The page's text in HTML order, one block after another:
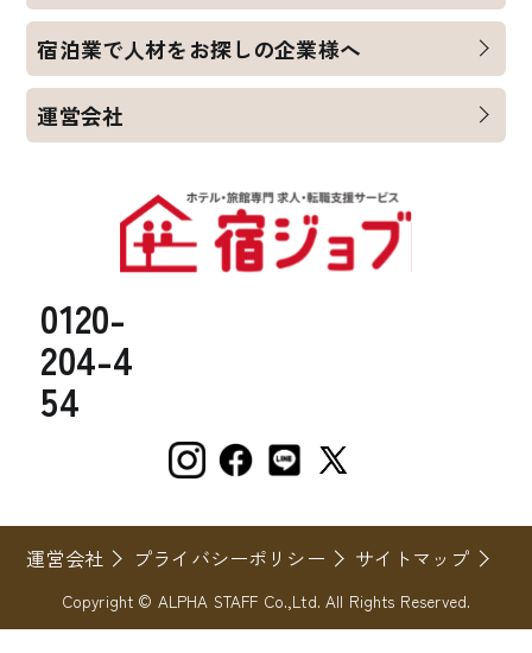
0120-
204-4
54
宿泊業で人材をお探しの企業様へ
運営会社
運営会社 プライバシーポリシー サイトマップ
Copyright © ALPHA STAFF Co.,Ltd. All Rights Reserved.